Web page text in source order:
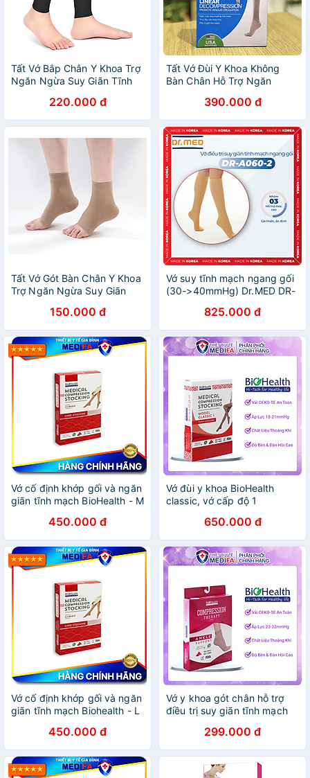
Tất Vớ Bắp Chân Y Khoa Trợ
Ngăn Ngừa Suy Giãn Tĩnh
220.000 đ
Tất Vớ Đùi Y Khoa Không
Bàn Chân Hỗ Trợ Ngăn
Yasee - L390.000 đ
Tất Vớ Gót Bàn Chân Y Khoa
Trợ Ngăn Ngừa Suy Giãn
chiếc/hộp ) - S
150.000 đ
Vớ suy tĩnh mạch ngang gối
(30->40mmHg) Dr.MED DR-
825.000 đ
Vớ cố định khớp gối và ngăn
giãn tĩnh mạch BioHealth - M
450.000 đ
Vớ đùi y khoa BioHealth
classic, vớ cấp độ 1
650.000 đ
Vớ cố định khớp gối và ngăn
giãn tĩnh mạch Biohealth - L
450.000 đ
Vớ y khoa gót chân hỗ trợ
điều trị suy giãn tĩnh mạch
299.000 đ